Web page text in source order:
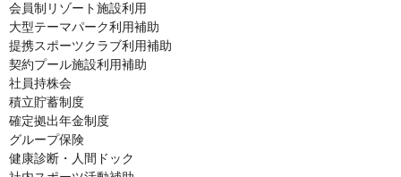
会員制リゾート施設利用
大型テーマパーク利用補助
提携スポーツクラブ利用補助
契約プール施設利用補助
社員持株会
積立貯蓄制度
確定拠出年金制度
グループ保険
健康診断・人間ドック